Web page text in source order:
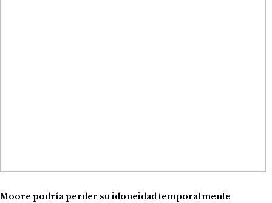
Moore podría perder su idoneidad temporalmente